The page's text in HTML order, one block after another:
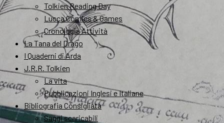
Tolkien Reading Day
Lucca Comics & Games
Cronologia Attività
La Tana del Drago
I Quaderni di Arda
J.R.R. Tolkien
La vita
Pubblicazioni Inglesi e Italiane
Bibliografia Consigliata
Saggi scaricabili